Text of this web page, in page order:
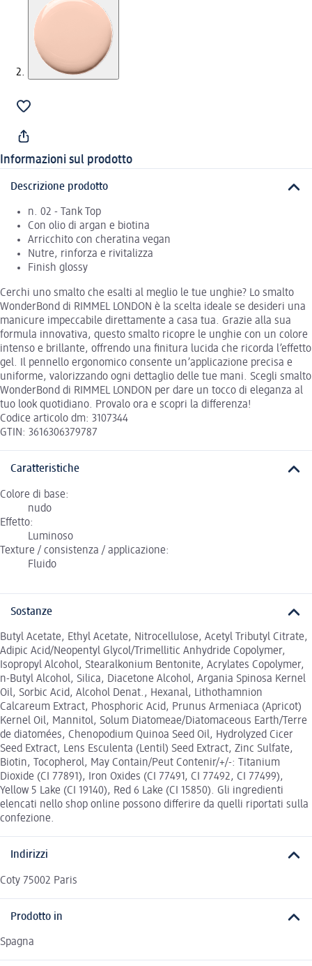
Informazioni sul prodotto
Descrizione prodotto
n. 02 - Tank Top
Con olio di argan e biotina
Arricchito con cheratina vegan
Nutre, rinforza e rivitalizza
Finish glossy
Cerchi uno smalto che esalti al meglio le tue unghie? Lo smalto
WonderBond di RIMMEL LONDON è la scelta ideale se desideri una
manicure impeccabile direttamente a casa tua. Grazie alla sua
formula innovativa, questo smalto ricopre le unghie con un colore
intenso e brillante, offrendo una finitura lucida che ricorda l’effetto
gel. Il pennello ergonomico consente un’applicazione precisa e
uniforme, valorizzando ogni dettaglio delle tue mani. Scegli smalto
WonderBond di RIMMEL LONDON per dare un tocco di eleganza al
tuo look quotidiano. Provalo ora e scopri la differenza!
Codice articolo dm: 3107344
GTIN: 3616306379787
Caratteristiche
Colore di base:
nudo
Effetto:
Luminoso
Texture / consistenza / applicazione:
Fluido
Sostanze
Butyl Acetate, Ethyl Acetate, Nitrocellulose, Acetyl Tributyl Citrate,
Adipic Acid/Neopentyl Glycol/Trimellitic Anhydride Copolymer,
Isopropyl Alcohol, Stearalkonium Bentonite, Acrylates Copolymer,
n-Butyl Alcohol, Silica, Diacetone Alcohol, Argania Spinosa Kernel
Oil, Sorbic Acid, Alcohol Denat., Hexanal, Lithothamnion
Calcareum Extract, Phosphoric Acid, Prunus Armeniaca (Apricot)
Kernel Oil, Mannitol, Solum Diatomeae/Diatomaceous Earth/Terre
de diatomées, Chenopodium Quinoa Seed Oil, Hydrolyzed Cicer
Seed Extract, Lens Esculenta (Lentil) Seed Extract, Zinc Sulfate,
Biotin, Tocopherol, May Contain/Peut Contenir/+/-: Titanium
Dioxide (CI 77891), Iron Oxides (CI 77491, CI 77492, CI 77499),
Yellow 5 Lake (CI 19140), Red 6 Lake (CI 15850). Gli ingredienti
elencati nello shop online possono differire da quelli riportati sulla
confezione.
Indirizzi
Coty 75002 Paris
Prodotto in
Spagna